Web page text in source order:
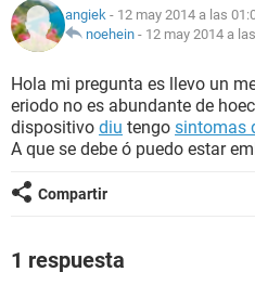
NUTRICIÓN
BIENESTAR
SEXUALIDAD
GLOSARIO
angiek - 12 may 2014 a las
noehein - 12 may 2014 a
Hola mi pregunta es llevo un
eriodo no es abundante de
dispositivo diu tengo sintomas
A que se debe ó puedo estar
Compartir
1 respuesta